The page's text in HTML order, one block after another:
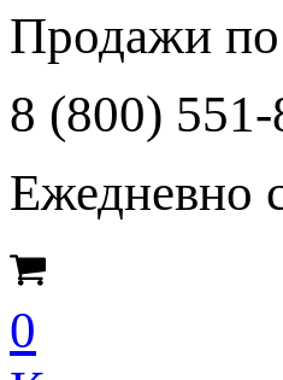
Продажи по
8 (800) 551-
Ежедневно
0